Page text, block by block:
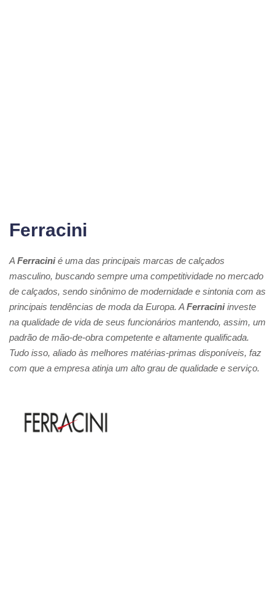
Ferracini
A Ferracinié uma das principais marcas de calçados
masculino, buscando sempre uma competitividade no mercado
de calçados, sendo sinônimo de modernidade e sintonia com as
principais tendências de moda da Europa. A Ferraciniinveste
na qualidade de vida de seus funcionários mantendo, assim, um
padrão de mão-de-obra competente e altamente qualificada.
Tudo isso, aliado às melhores matérias-primas disponíveis, faz
com que a empresa atinja um alto grau de qualidade e serviço.